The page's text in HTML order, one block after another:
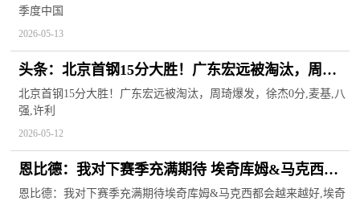
季度中国
2026-05-13
头条：北京首钢15分大胜！广东宏远被淘汰，周琦
爆发，徐杰0分
北京首钢15分大胜！广东宏远被淘汰，周琦爆发，徐杰0分,麦基,八
强,许利
2026-05-12
恩比德：我对下赛季充满期待 埃奇库姆&马克西都
会越来越好
恩比德：我对下赛季充满期待埃奇库姆&马克西都会越来越好,埃奇